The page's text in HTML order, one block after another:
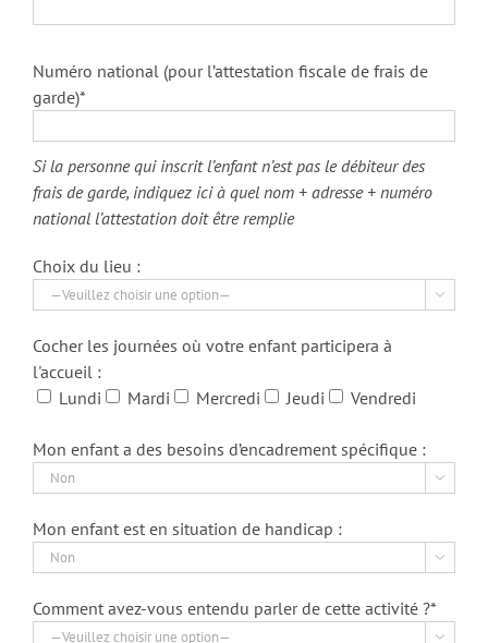
Numéro national (pour l’attestation fiscale de frais de
garde)*
Si la personne qui inscrit l’enfant n’est pas le débiteur des
frais de garde, indiquez ici à quel nom + adresse + numéro
national l’attestation doit être remplie
Choix du lieu :

Cocher les journées où votre enfant participera à
l'accueil :
Lundi
Mardi Mercredi Jeudi Vendredi
Mon enfant a des besoins d’encadrement spécifique :

Mon enfant est en situation de handicap :

Comment avez-vous entendu parler de cette activité ?*
